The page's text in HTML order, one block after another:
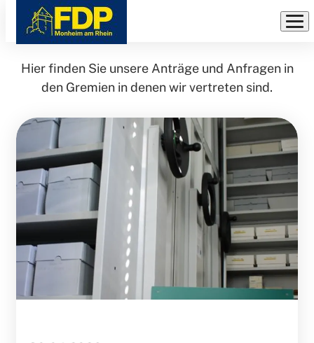
Direkt
zumAnträge und Anfragen
Hier finden Sie unsere Anträge und Anfragen in
den Gremien in denen wir vertreten sind.